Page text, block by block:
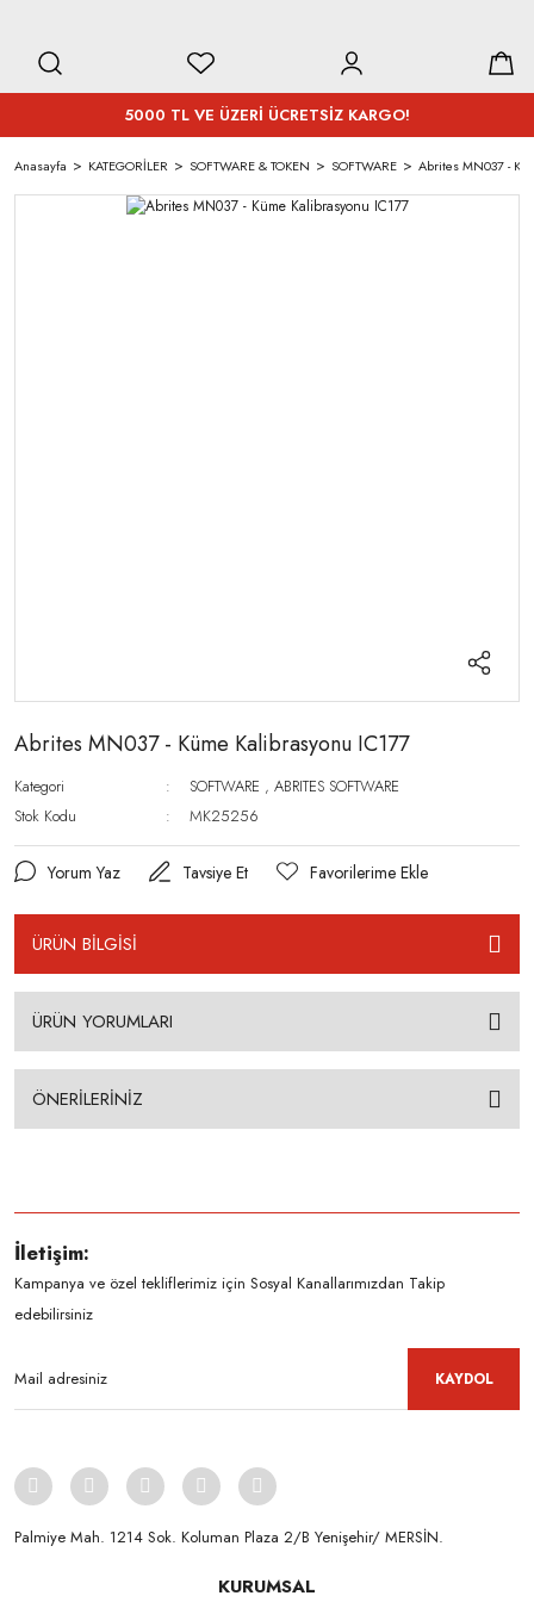
5000 TL VE ÜZERİ ÜCRETSİZ KARGO!
Anasayfa KATEGORİLER SOFTWARE & TOKEN SOFTWARE Abrites MN037 -
Abrites MN037 - Küme Kalibrasyonu IC177
Kategori SOFTWARE ,ABRITES SOFTWARE
Stok Kodu
MK25256
Yorum Yaz Tavsiye Et
ÜRÜN BİLGİSİ
ÜRÜN YORUMLARI
ÖNERİLERİNİZ
İletişim:
Kampanya ve özel tekliflerimiz için Sosyal Kanallarımızdan Takip
edebilirsiniz
KAYDOL
Palmiye Mah. 1214 Sok. Koluman Plaza 2/B Yenişehir/ MERSİN.ㅤㅤㅤㅤㅤㅤㅤㅤㅤㅤㅤㅤㅤㅤㅤㅤㅤㅤㅤㅤㅤㅤㅤㅤㅤㅤㅤㅤㅤㅤㅤㅤㅤㅤㅤ ㅤㅤㅤㅤㅤㅤㅤㅤㅤㅤ
KURUMSAL